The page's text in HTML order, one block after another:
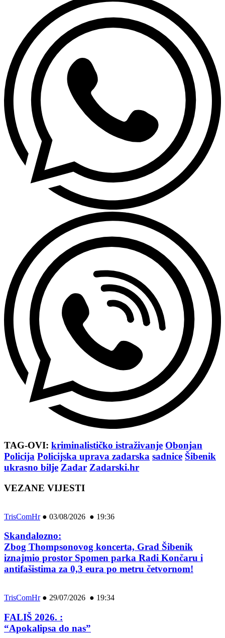
TAG-OVI: kriminalističko istraživanje Obonjan
Policija Policijska uprava zadarska sadnice Šibenik
ukrasno bilje Zadar Zadarski.hr
VEZANE VIJESTI
TrisComHr● 03/08/2026 ● 19:36
Skandalozno:
Zbog Thompsonovog koncerta, Grad Šibenik
iznajmio prostor Spomen parka Radi Končaru i
antifašistima za 0,3 eura po metru četvornom!
TrisComHr● 29/07/2026 ● 19:34
FALIŠ 2026. :
“Apokalipsa do nas”